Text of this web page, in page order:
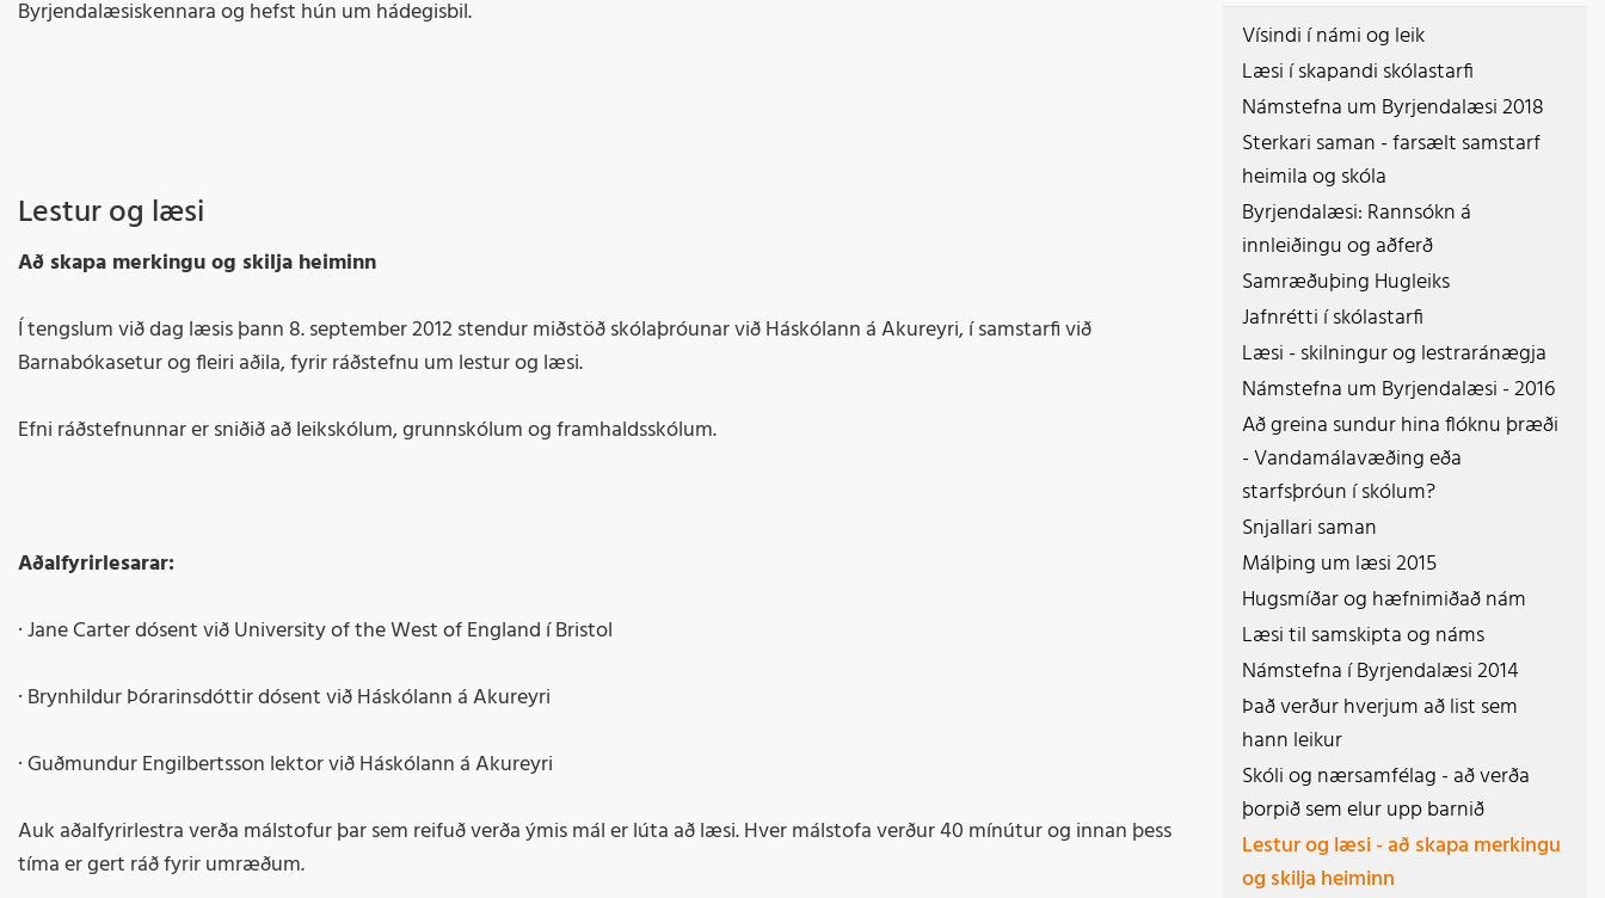
Byrjendalæsiskennara og hefst hún um hádegisbil.
Lestur og læsi
Að skapa merkingu og skilja heiminn
Í tengslum við dag læsis þann 8. september 2012 stendur miðstöð skólaþróunar við Háskólann á Akureyri, í samstarfi við
Barnabókasetur og fleiri aðila, fyrir ráðstefnu um lestur og læsi.
Efni ráðstefnunnar er sniðið að leikskólum, grunnskólum og framhaldsskólum.
Aðalfyrirlesarar:
· Jane Carter dósent við University of the West of England í Bristol
· Brynhildur Þórarinsdóttir dósent við Háskólann á Akureyri
· Guðmundur Engilbertsson lektor við Háskólann á Akureyri
Auk aðalfyrirlestra verða málstofur þar sem reifuð verða ýmis mál er lúta að læsi. Hver málstofa verður 40 mínútur og innan þess
tíma er gert ráð fyrir umræðum.
Vísindi í námi og leik
Læsi í skapandi skólastarfi
Námstefna um Byrjendalæsi 2018
Sterkari saman - farsælt samstarf
heimila og skóla
Byrjendalæsi: Rannsókn á
innleiðingu og aðferð
Samræðuþing Hugleiks
Jafnrétti í skólastarfi
Læsi - skilningur og lestraránægja
Námstefna um Byrjendalæsi - 2016
Að greina sundur hina flóknu þræði
- Vandamálavæðing eða
starfsþróun í skólum?
Snjallari saman
Málþing um læsi 2015
Hugsmíðar og hæfnimiðað nám
Læsi til samskipta og náms
Námstefna í Byrjendalæsi 2014
Það verður hverjum að list sem
hann leikur
Skóli og nærsamfélag - að verða
þorpið sem elur upp barnið
Lestur og læsi - að skapa merkingu
og skilja heiminn